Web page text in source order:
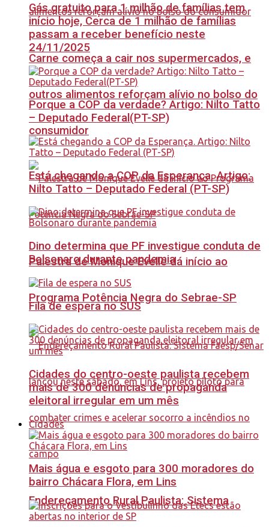
Carne começa a cair nos supermercados, e
outros alimentos reforçam alívio no bolso do
consumidor
Palestra de Monique Evelle dá início ao
Programa Potência Negra do Sebrae-SP
Endereçamento Rural Paulista: Sistema
Gás gratuito para 1 milhão de famílias tem
início hoje, Cerca de 1 milhão de famílias
passam a receber benefício neste
24/11/2025
Porque a COP da verdade? Artigo: Nilto Tatto
– Deputado Federal(PT-SP)
Está chegando a COP da Esperança. Artigo:
Nilto Tatto – Deputado Federal (PT-SP)
Dino determina que PF investigue conduta de
Bolsonaro durante pandemia
Fila de espera no SUS
Cidades do centro-oeste paulista recebem
mais de 300 denúncias de propaganda
eleitoral irregular em um mês
Cidades
Mais água e esgoto para 300 moradores do
bairro Chácara Flora, em Lins